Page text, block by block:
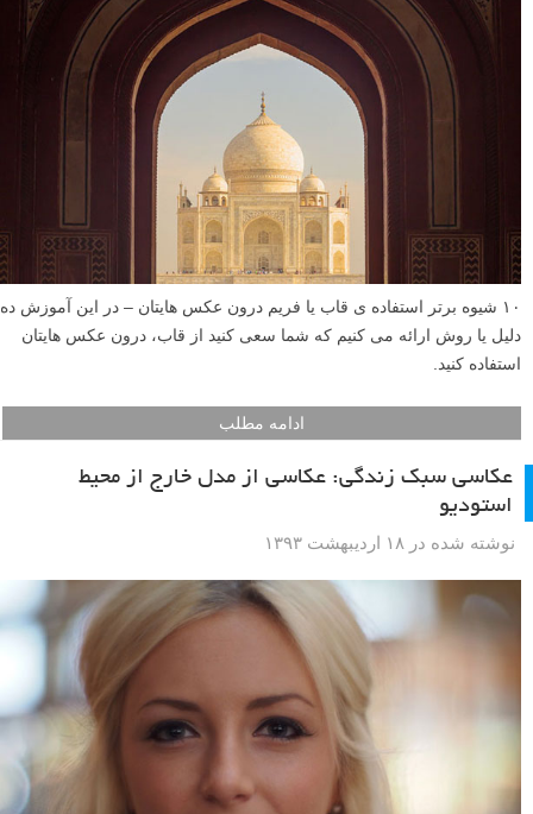
۱۰ شیوه برتر استفاده ی قاب یا فریم درون عکس هایتان – در این آموزش ده
دلیل یا روش ارائه می کنیم که شما سعی کنید از قاب، درون عکس هایتان
استفاده کنید.
ادامه مطلب
عکاسی سبک زندگی: عکاسی از مدل خارج از محیط
استودیو
نوشته شده در ۱۸ اردیبهشت ۱۳۹۳